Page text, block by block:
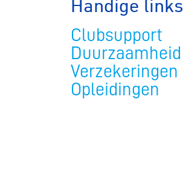
Handige links
Clubsupport
Duurzaamheid
Verzekeringen
Opleidingen